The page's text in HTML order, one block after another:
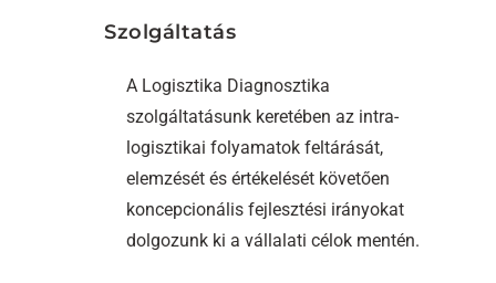
Szolgáltatás
A Logisztika Diagnosztika
szolgáltatásunk keretében az intra-
logisztikai folyamatok feltárását,
elemzését és értékelését követően
koncepcionális fejlesztési irányokat
dolgozunk ki a vállalati célok mentén.